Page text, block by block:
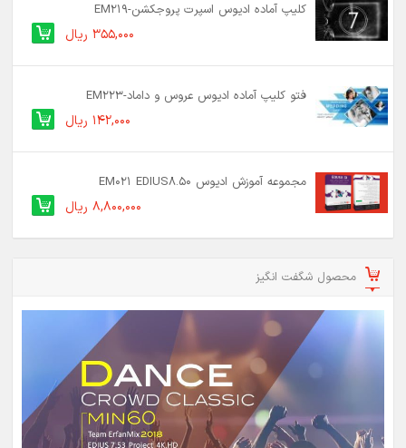
کلیپ آماده ادیوس اسپرت پروجکشن-EM219
355,000 ریال
فتو کلیپ آماده ادیوس عروس و داماد-EM223
142,000 ریال
مجموعه آموزش ادیوس EM021 EDIUS8.50
8,800,000 ریال
محصول شگفت انگیز